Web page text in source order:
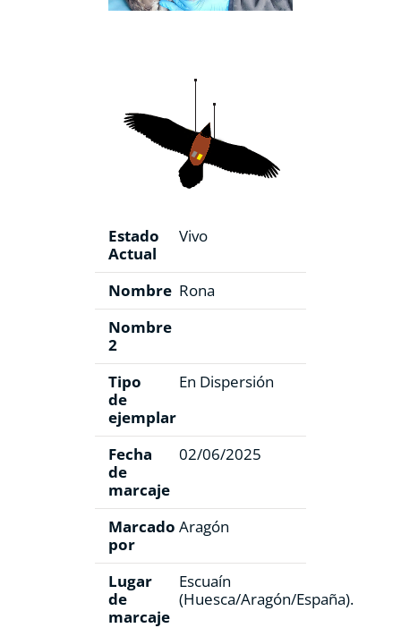
Estado
Actual
Vivo
Nombre Rona
Nombre
2
Tipo
de
ejemplar
En Dispersión
Fecha
de
marcaje
02/06/2025
Marcado
por
Aragón
Lugar
de
marcaje
Escuaín
(Huesca/Aragón/España).